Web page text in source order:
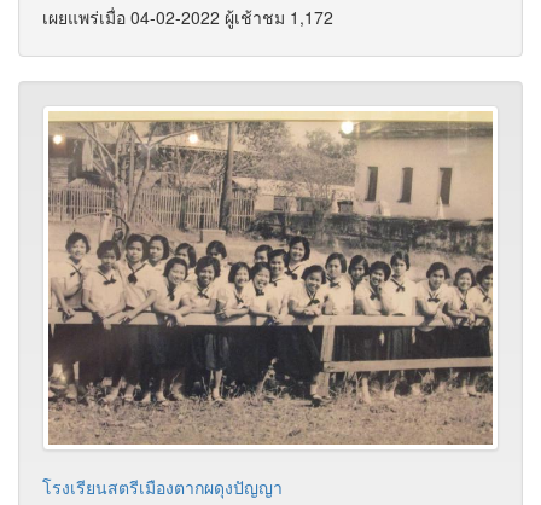
เผยแพร่เมื่อ 04-02-2022 ผู้เช้าชม 1,172
โรงเรียนสตรีเมืองตากผดุงปัญญา